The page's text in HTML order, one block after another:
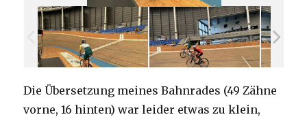
Die Übersetzung meines Bahnrades (49 Zähne
vorne, 16 hinten) war leider etwas zu klein,